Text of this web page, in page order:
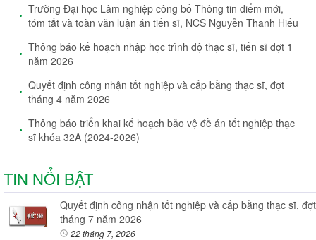
Trường Đại học Lâm nghiệp công bố Thông tin điểm mới,
tóm tắt và toàn văn luận án tiến sĩ, NCS Nguyễn Thanh Hiếu
Thông báo kế hoạch nhập học trình độ thạc sĩ, tiến sĩ đợt 1
năm 2026
Quyết định công nhận tốt nghiệp và cấp bằng thạc sĩ, đợt
tháng 4 năm 2026
Thông báo triển khai kế hoạch bảo vệ đề án tốt nghiệp thạc
sĩ khóa 32A (2024-2026)
TIN NỔI BẬT
Quyết định công nhận tốt nghiệp và cấp bằng thạc sĩ, đợt
tháng 7 năm 2026
22 tháng 7, 2026